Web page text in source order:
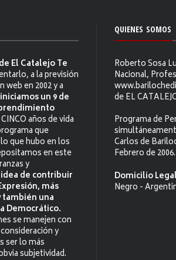
El Catalejo Te
a la previsión
web en 2002 y a
iniciamos un 9 de
años de vida
que
que hubo en los
en este
y
de contribuir
más
también una
Democrático.
se manejen con
y
ser lo más
subjetividad.
QUIENES SOMOS
Roberto Sosa
Nacional,
de EL
Programa de
Carlos de
Febrero de 2006.
Domicilio
Negro -